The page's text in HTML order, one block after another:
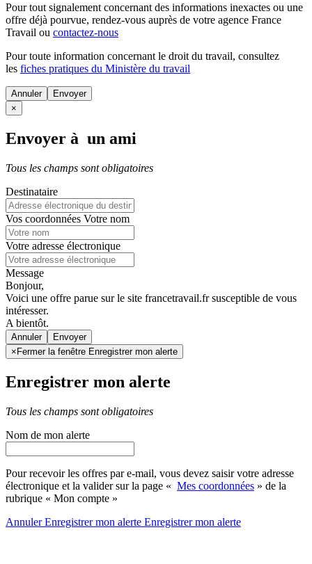
Pour tout signalement concernant des informations inexactes ou une
offre déjà pourvue, rendez-vous auprès de votre agence France
Travail ou contactez-nous
Pour toute information concernant le droit du travail, consultez
les fiches pratiques du Ministère du travail
Annuler
×
Envoyer à un ami
Tous les champs sont obligatoires
Destinataire
Vos coordonnées Votre nom
Votre adresse électronique
Message
Bonjour,
Voici une offre parue sur le site francetravail.fr susceptible de vous
intéresser.
A bientôt.
Annuler
× Fermer la fenêtre Enregistrer mon alerte
Enregistrer mon alerte
Tous les champs sont obligatoires
Nom de mon alerte
Pour recevoir les offres par e-mail, vous devez saisir votre adresse
électronique et la valider sur la page « Mes coordonnées » de la
rubrique « Mon compte »
AnnulerEnregistrer mon alerte Enregistrermon alerte